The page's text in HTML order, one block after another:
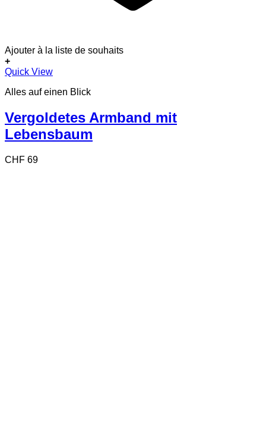
Ajouter à la liste de souhaits
+
Quick View
Alles auf einen Blick
Vergoldetes Armband mit
Lebensbaum
CHF 69